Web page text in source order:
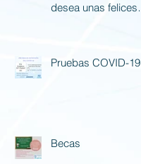
desea unas felices
Pruebas COVID-19
Becas